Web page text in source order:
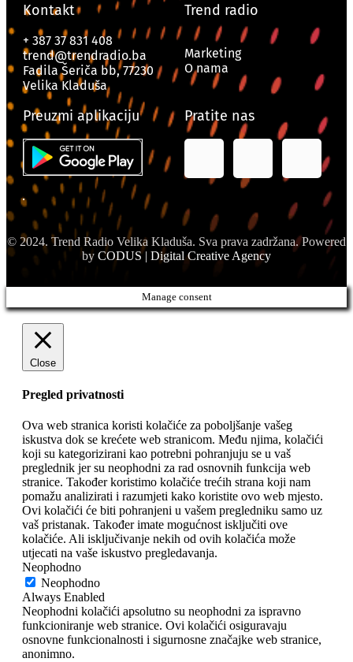
Kontakt
+ 387 37 831 408
trend@trendradio.ba
Fadila Šeriča bb, 77230
Velika Kladuša
Trend radio
Marketing
O nama
Preuzmi aplikaciju Pratite nas
© 2024. Trend Radio Velika Kladuša. Sva prava zadržana. Powered
by CODUS | Digital Creative Agency
Manage consent
Close
Pregled privatnosti
Ova web stranica koristi kolačiće za poboljšanje vašeg
iskustva dok se krećete web stranicom. Među njima, kolačići
koji su kategorizirani kao potrebni pohranjuju se u vaš
preglednik jer su neophodni za rad osnovnih funkcija web
stranice. Također koristimo kolačiće trećih strana koji nam
pomažu analizirati i razumjeti kako koristite ovo web mjesto.
Ovi kolačići će biti pohranjeni u vašem pregledniku samo uz
vaš pristanak. Također imate mogućnost isključiti ove
kolačiće. Ali isključivanje nekih od ovih kolačića može
utjecati na vaše iskustvo pregledavanja.
Neophodno
Neophodno
Always Enabled
Neophodni kolačići apsolutno su neophodni za ispravno
funkcioniranje web stranice. Ovi kolačići osiguravaju
osnovne funkcionalnosti i sigurnosne značajke web stranice,
anonimno.